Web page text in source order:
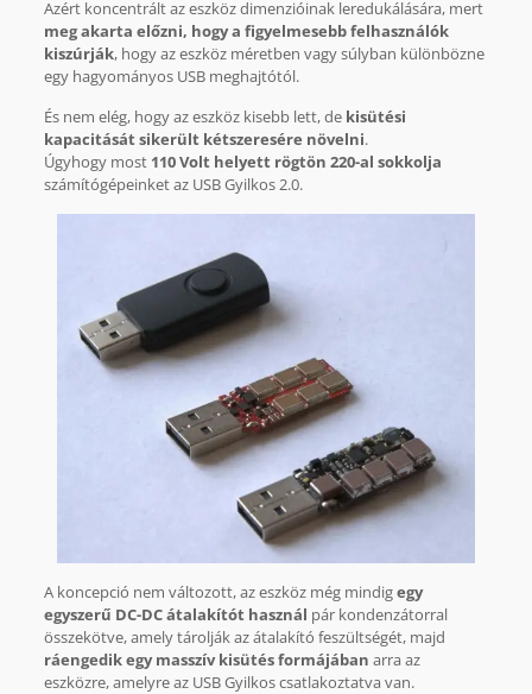
Azért koncentrált az eszköz dimenzióinak leredukálására, mert
meg akarta előzni, hogy a figyelmesebb felhasználók
kiszúrják, hogy az eszköz méretben vagy súlyban különbözne
egy hagyományos USB meghajtótól.
És nem elég, hogy az eszköz kisebb lett, de kisütési
kapacitását sikerült kétszeresére növelni.
Úgyhogy most 110 Volt helyett rögtön 220-al sokkolja
számítógépeinket az USB Gyilkos 2.0.
A koncepció nem változott, az eszköz még mindigegy
egyszerű DC-DC átalakítót használ pár kondenzátorral
összekötve, amely tárolják az átalakító feszültségét, majd
ráengedik egy masszív kisütés formájában arra az
eszközre, amelyre az USB Gyilkos csatlakoztatva van.